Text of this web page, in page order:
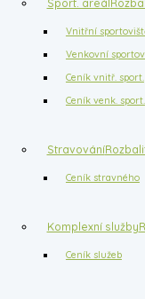
Sport. areál
Vnitřní
Venkovní
Ceník vnitř. sport.
Ceník venk. sport.
Stravování
Ceník stravného
Komplexní služby
Ceník služeb